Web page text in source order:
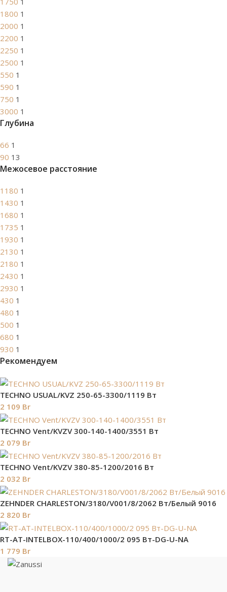
1800 1
2000 1
2200 1
2250 1
2500 1
550 1
590 1
750 1
3000 1
Глубина
66 1
90 13
Межосевое расстояние
1180 1
1430 1
1680 1
1735 1
1930 1
2130 1
2180 1
2430 1
2930 1
430 1
480 1
500 1
680 1
930 1
Рекомендуем
TECHNO USUAL/KVZ 250-65-3300/1119 Вт
2 109 Br
TECHNO Vent/KVZV 300-140-1400/3551 Вт
2 079 Br
TECHNO Vent/KVZV 380-85-1200/2016 Вт
2 032 Br
ZEHNDER CHARLESTON/3180/V001/8/2062 Вт/Белый 9016
2 820 Br
RT-AT-INTELBOX-110/400/1000/2 095 Вт-DG-U-NA
1 779 Br